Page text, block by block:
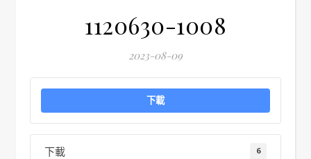
1120630-1008
2023-08-09
下載
下載 6